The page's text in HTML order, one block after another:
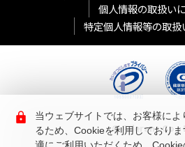
個人情報の取扱い
特定個人情報等の取扱
© Aderans Co.,
当ウェブサイトでは、お客様に
るため、Cookieを利用しており